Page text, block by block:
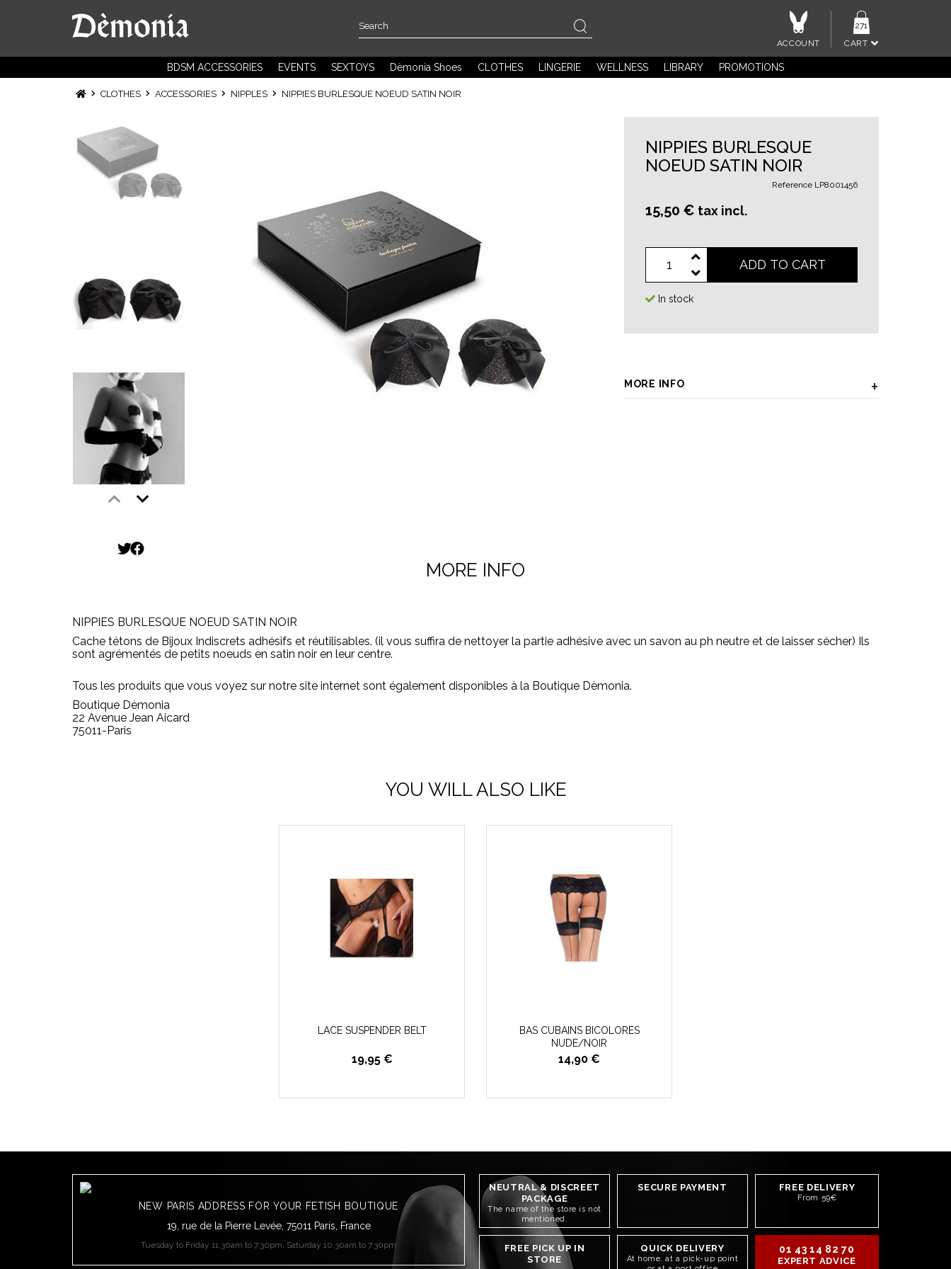
CART
271
ACCOUNT
BDSM ACCESSORIES EVENTS SEXTOYS Dèmonia Shoes CLOTHES LINGERIE WELLNESS LIBRARY PROMOTIONS
CLOTHES ACCESSORIES NIPPLES NIPPIES BURLESQUE NOEUD SATIN NOIR
NIPPIES BURLESQUE
NOEUD SATIN NOIR
Reference LP8001456
15,50 € tax incl.
ADD TO CART
In stock
MORE INFO
MORE INFO
NIPPIES BURLESQUE NOEUD SATIN NOIR
Cache tétons de Bijoux Indiscrets adhésifs et réutilisables. (il vous suffira de nettoyer la partie adhésive avec un savon au ph neutre et de laisser sécher) Ils
sont agrémentés de petits noeuds en satin noir en leur centre.
Tous les produits que vous voyez sur notre site internet sont également disponibles à la Boutique Dèmonia.
Boutique Dèmonia
22 Avenue Jean Aicard
75011-Paris
YOU WILL ALSO LIKE
LACE SUSPENDER BELT
19,95 €
BAS CUBAINS BICOLORES
NUDE/NOIR
14,90 €
NEW PARIS ADDRESS FOR YOUR FETISH BOUTIQUE
19, rue de la Pierre Levée, 75011 Paris, France
Tuesday to Friday 11.30am to 7.30pm, Saturday 10.30am to 7.30pm
NEUTRAL & DISCREET
PACKAGE
The name of the store is not
mentioned.
SECURE PAYMENT FREE DELIVERY
From 59€
FREE PICK UP IN
STORE
QUICK DELIVERY
At home, at a pick-up point
01 43 14 82 70
EXPERT ADVICE